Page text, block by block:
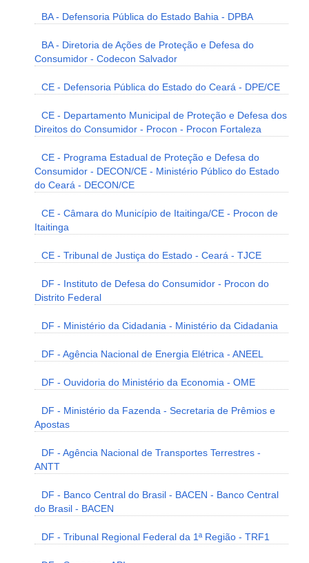
BA - Defensoria Pública do Estado Bahia - DPBA
BA - Diretoria de Ações de Proteção e Defesa do
Consumidor - Codecon Salvador
CE - Defensoria Pública do Estado do Ceará - DPE/CE
CE - Departamento Municipal de Proteção e Defesa dos
Direitos do Consumidor - Procon - Procon Fortaleza
CE - Programa Estadual de Proteção e Defesa do
Consumidor - DECON/CE - Ministério Público do Estado
do Ceará - DECON/CE
CE - Câmara do Município de Itaitinga/CE - Procon de
Itaitinga
CE - Tribunal de Justiça do Estado - Ceará - TJCE
DF - Instituto de Defesa do Consumidor - Procon do
Distrito Federal
DF - Ministério da Cidadania - Ministério da Cidadania
DF - Agência Nacional de Energia Elétrica - ANEEL
DF - Ouvidoria do Ministério da Economia - OME
DF - Ministério da Fazenda - Secretaria de Prêmios e
Apostas
DF - Agência Nacional de Transportes Terrestres -
ANTT
DF - Banco Central do Brasil - BACEN - Banco Central
do Brasil - BACEN
DF - Tribunal Regional Federal da 1ª Região - TRF1